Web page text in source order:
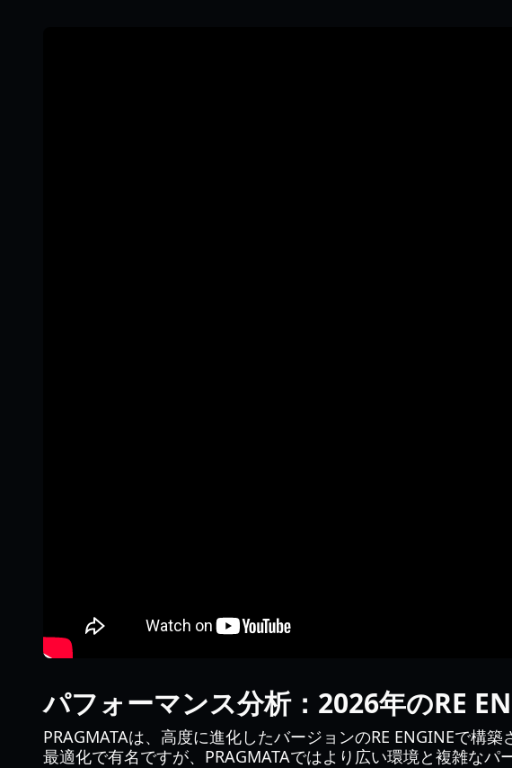
パフォーマンス分析：2026年のRE
PRAGMATAは、高度に進化したバージョンのRE ENGINEで構
最適化で有名ですが、PRAGMATAではより広い環境と複雑な